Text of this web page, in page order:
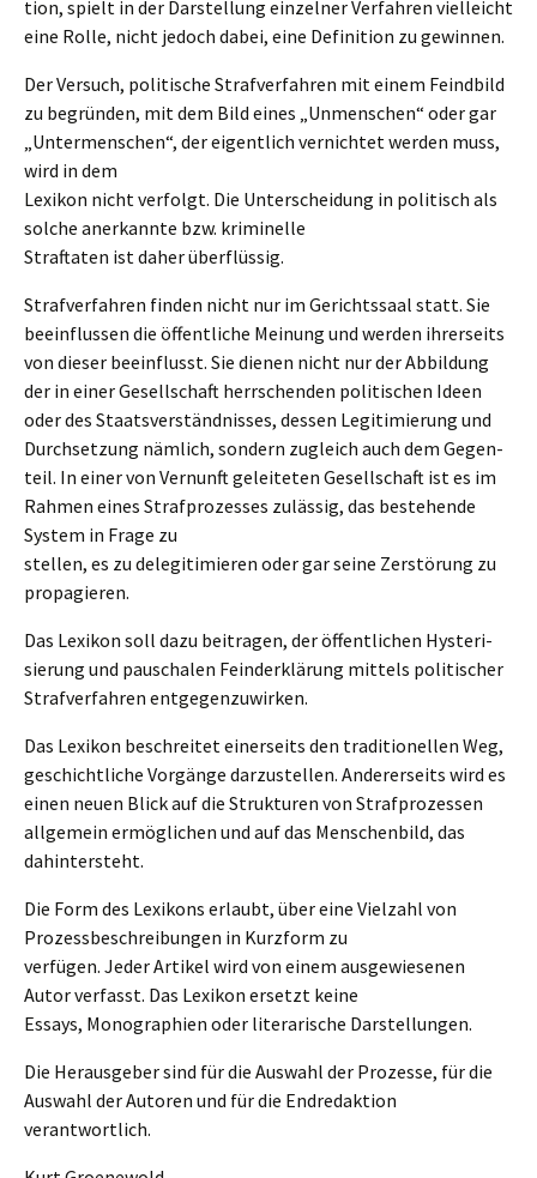
ti­on, spielt in der Darstel­lung einzel­ner Verfah­ren vielleicht
eine Rolle, nicht jedoch dabei, eine Defini­ti­on zu gewinnen.
Der Versuch, politi­sche Straf­ver­fah­ren mit einem Feind­bild
zu begrün­den, mit dem Bild eines „Unmen­schen“ oder gar
„Unter­men­schen“, der eigent­lich vernich­tet werden muss,
wird in dem
Lexikon nicht verfolgt. Die Unter­schei­dung in politisch als
solche anerkann­te bzw. kriminelle
Straf­ta­ten ist daher überflüssig.
Straf­ver­fah­ren finden nicht nur im Gerichts­saal statt. Sie
beein­flus­sen die öffent­li­che Meinung und werden ihrer­seits
von dieser beein­flusst. Sie dienen nicht nur der Abbil­dung
der in einer Gesell­schaft herrschen­den politi­schen Ideen
oder des Staats­ver­ständ­nis­ses, dessen Legiti­mie­rung und
Durch­set­zung nämlich, sondern zugleich auch dem Gegen­
teil. In einer von Vernunft gelei­te­ten Gesell­schaft ist es im
Rahmen eines Straf­pro­zes­ses zuläs­sig, das bestehen­de
System in Frage zu
stellen, es zu delegi­ti­mie­ren oder gar seine Zerstö­rung zu
propagieren.
Das Lexikon soll dazu beitra­gen, der öffent­li­chen Hyste­ri­
sie­rung und pauscha­len Feind­er­klä­rung mittels politi­scher
Straf­ver­fah­ren entgegenzuwirken.
Das Lexikon beschrei­tet einer­seits den tradi­tio­nel­len Weg,
geschicht­li­che Vorgän­ge darzu­stel­len. Anderer­seits wird es
einen neuen Blick auf die Struk­tu­ren von Straf­pro­zes­sen
allge­mein ermög­lichen und auf das Menschen­bild, das
dahintersteht.
Die Form des Lexikons erlaubt, über eine Vielzahl von
Prozess­be­schrei­bun­gen in Kurzform zu
verfü­gen. Jeder Artikel wird von einem ausge­wie­se­nen
Autor verfasst. Das Lexikon ersetzt keine
Essays, Monogra­phien oder litera­ri­sche Darstellungen.
Die Heraus­ge­ber sind für die Auswahl der Prozes­se, für die
Auswahl der Autoren und für die End­redaktion
verantwortlich.